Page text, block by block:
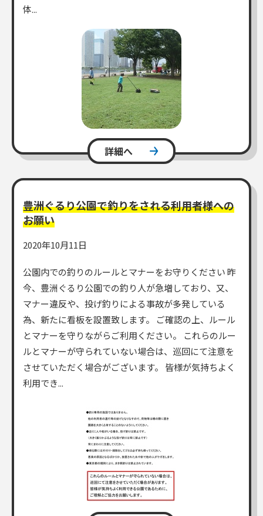
体...
詳細へ
豊洲ぐるり公園で釣りをされる利用者様への
お願い
2020年10月11日
公園内での釣りのルールとマナーをお守りください 昨
今、豊洲ぐるり公園での釣り人が急増しており、又、
マナー違反や、投げ釣りによる事故が多発している
為、新たに看板を設置致します。 ご確認の上、ルール
とマナーを守りながらご利用ください。 これらのルー
ルとマナーが守られていない場合は、巡回にて注意を
させていただく場合がございます。 皆様が気持ちよく
利用でき...